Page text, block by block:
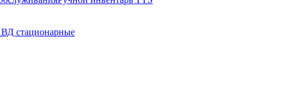
стационарные